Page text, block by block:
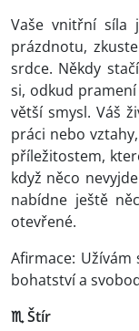
Vaše vnitřní síla
prázdnotu,
srdce. Někdy
si, odkud
větší smysl. Váš
práci nebo
příležitostem,
když něco
nabídne ještě
otevřené.
Afirmace:
bohatství a
♏ Štír